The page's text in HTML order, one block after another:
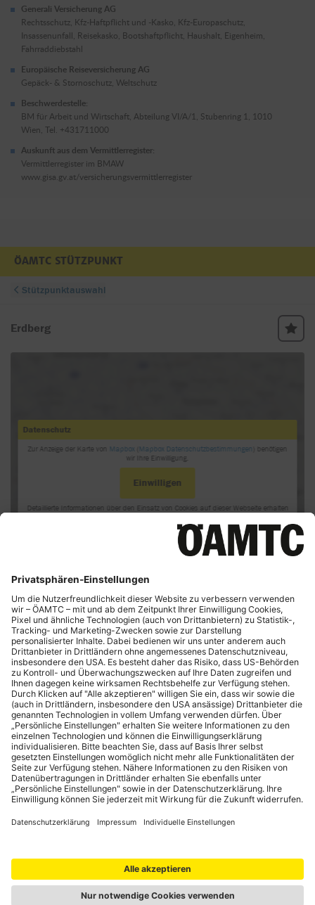
KUNDENINFORMATION
Schließen
Versicherungsvermittler:
ÖAMTC-Betriebe GmbH
1030 Wien,
Baumgasse 129
Fb-Nr.: 96287z
GISA-Zahl: 23409217
Leasingunternehmen:
Versicherungsagenteinander nicht konkurrierende Produkte
folgender Versicherungsgesellschaften:
Generali Versicherung AG
Rechtsschutz, Kfz-Haftpflicht und -Kasko, Kfz-Europaschutz,
Insassenunfall, Reisekasko, Bootshaftpflicht, Haushalt, Eigenheim,
Fahrraddiebstahl
Beschwerdestelle:
BM für Arbeit und Wirtschaft, Abteilung VI/A/1, Stubenring 1, 1010
Wien, Tel. +431711000
Europäische Reiseversicherung AG
Gepäck- & Stornoschutz, Weltschutz
Auskunft aus dem Vermittlerregister:
Vermittlerregister im BMAW
www.gisa.gv.at/versicherungsvermittlerregister
ÖAMTC STÜTZPUNKT